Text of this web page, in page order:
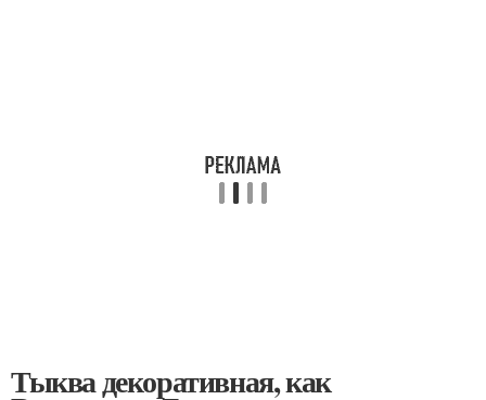
Тыква декоративная, как